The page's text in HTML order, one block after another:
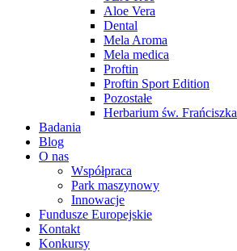
Aloe Vera
Dental
Mela Aroma
Mela medica
Proftin
Proftin Sport Edition
Pozostałe
Herbarium św. Frańciszka
Badania
Blog
O nas
Współpraca
Park maszynowy
Innowacje
Fundusze Europejskie
Kontakt
Konkursy